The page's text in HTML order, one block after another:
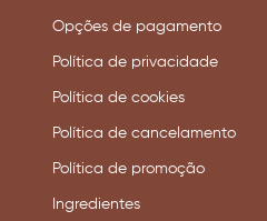
Opções de pagamento
Política de privacidade
Política de cookies
Política de cancelamento
Política de promoção
Ingredientes